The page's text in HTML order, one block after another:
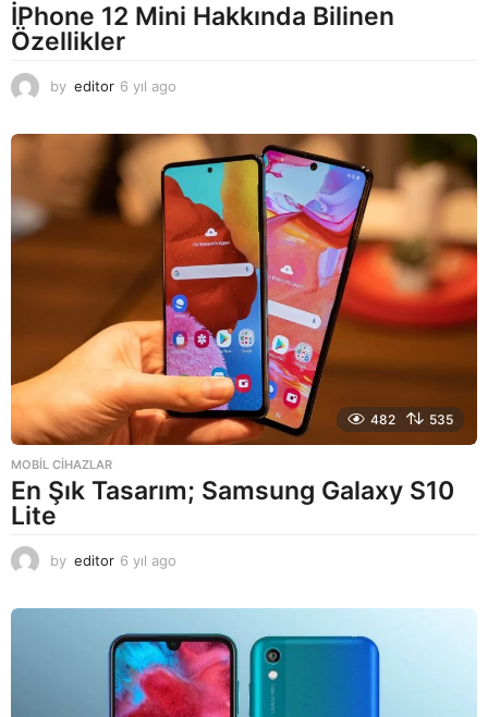
İPhone 12 Mini Hakkında Bilinen
Özellikler
by editor 6 yıl ago
a
g
482 535
MOBIL CIHAZLAR
En Şık Tasarım; Samsung Galaxy S10
Lite
by editor 6 yıl ago
a
g
o